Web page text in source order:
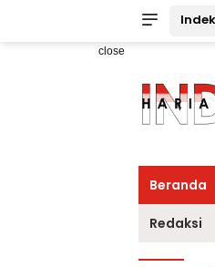
close
Beranda
Redaksi